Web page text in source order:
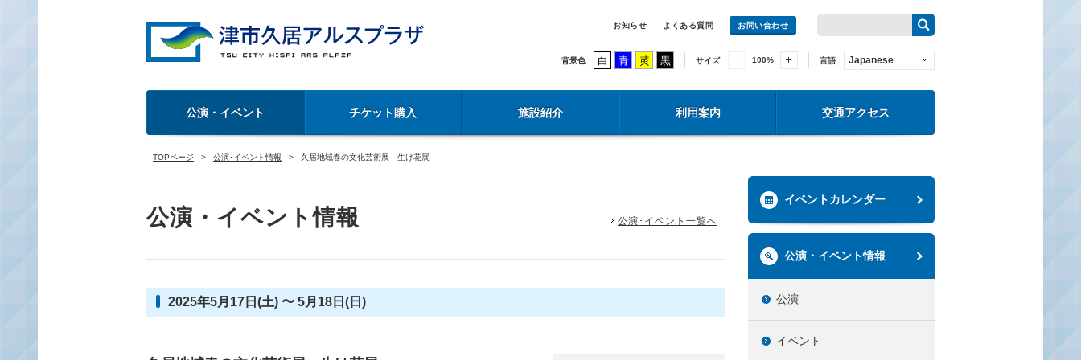
お知らせ よくある質問 お問い合わせ
背景色 白 青 黄 黒 サイズ 100% 言語 Japanese
公演・イベント チケット購入 施設紹介 利用案内 交通アクセス
TOPページ 公演･イベント情報 久居地域春の文化芸術展 生け花展
公演・イベント情報 公演･イベント一覧へ
2025年5月17日(土) 〜 5月18日(日)
イベントカレンダー
公演・イベント情報
公演
イベント